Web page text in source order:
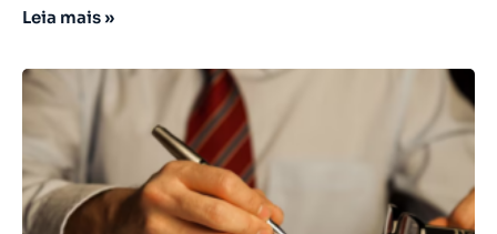
Leia mais »